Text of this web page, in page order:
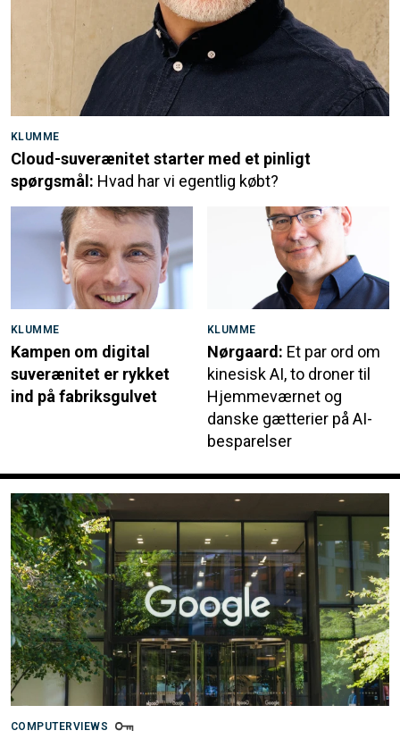
KLUMME
Cloud-suverænitet starter med et pinligt
spørgsmål: Hvad har vi egentlig købt?
KLUMME
Kampen om digital
suverænitet er rykket
ind på fabriksgulvet
KLUMME
Nørgaard: Et par ord om
kinesisk AI, to droner til
Hjemmeværnet og
danske gætterier på AI-
besparelser
COMPUTERVIEWS